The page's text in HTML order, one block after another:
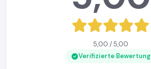
5,00 / 5,00
Verifizierte Bewertung